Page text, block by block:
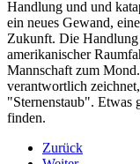
Handlung und und
ein neues Gewand,
Zukunft. Die Handlung
amerikanischer
Mannschaft zum
verantwortlich
"Sternenstaub". Etwas
finden.
Zurück